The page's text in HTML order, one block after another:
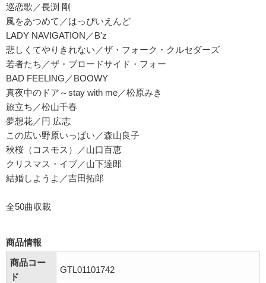
巡恋歌／長渕 剛
風をあつめて／はっぴいえんど
LADY NAVIGATION／B'z
悲しくてやりきれない／ザ・フォーク・クルセダーズ
若者たち／ザ・ブロードサイド・フォー
BAD FEELING／BOOWY
真夜中のドア～stay with me／松原みき
旅立ち／松山千春
夢想花／円 広志
この広い野原いっぱい／森山良子
秋桜（コスモス）／山口百恵
クリスマス・イブ／山下達郎
結婚しようよ／吉田拓郎
全50曲収載
商品情報
商品コー
ド
GTL01101742